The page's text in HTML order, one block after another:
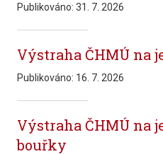
Publikováno: 31. 7. 2026
Výstraha ČHMÚ na
Publikováno: 16. 7. 2026
Výstraha ČHMÚ na
bouřky